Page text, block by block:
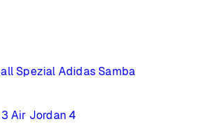
Spezial Adidas Samba
Air Jordan 4